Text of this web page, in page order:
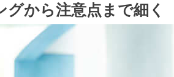
グから注意点まで細く